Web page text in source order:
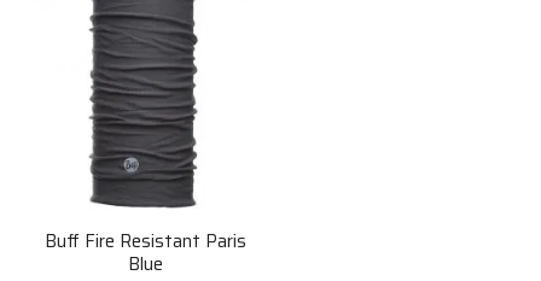
Buff Fire Resistant Paris
Blue